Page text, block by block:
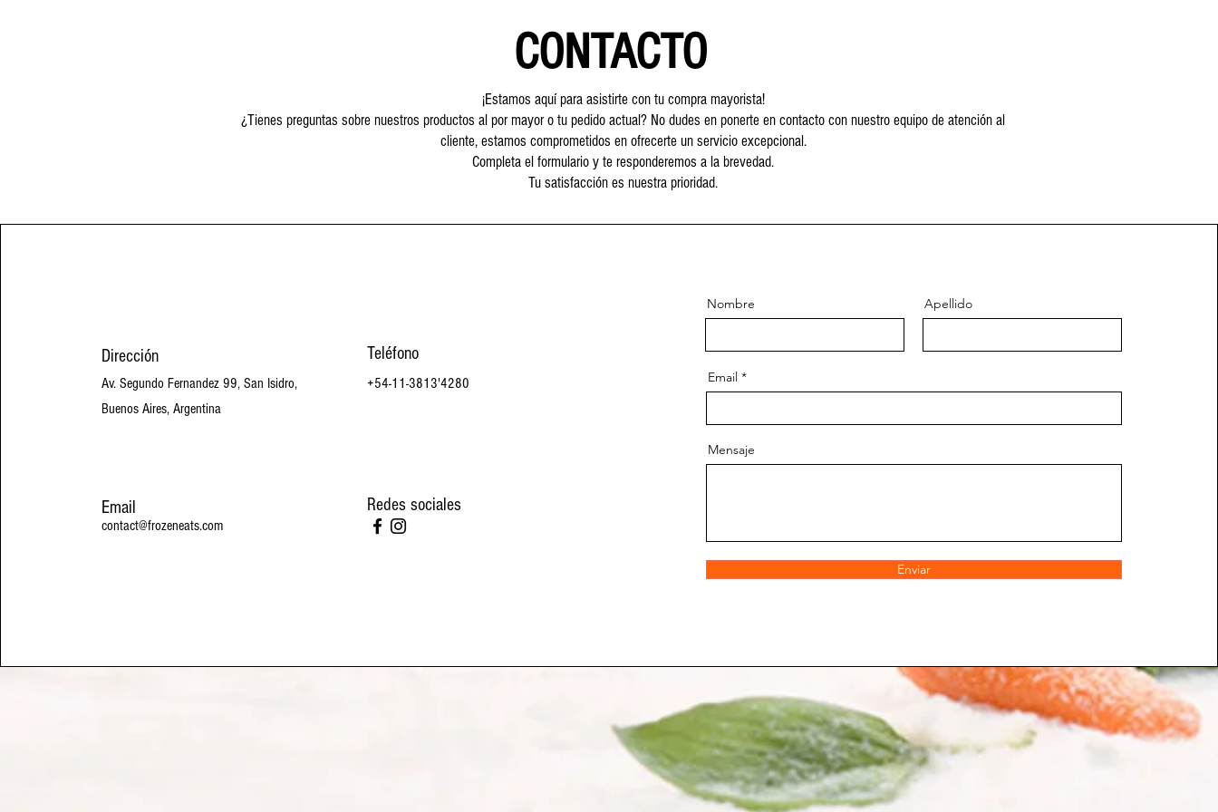
CONTACTO
¡Estamos aquí para asistirte con tu compra mayorista!
¿Tienes preguntas sobre nuestros productos al por mayor o tu pedido actual? No dudes en ponerte en contacto con nuestro equipo de atención al
cliente, estamos comprometidos en ofrecerte un servicio excepcional.
Completa el formulario y te responderemos a la brevedad.
Tu satisfacción es nuestra prioridad.
Dirección
Av. Segundo Fernandez 99, San Isidro,
Buenos Aires, Argentina
Email
contact@frozeneats.com
Teléfono
+54-11-3813'4280
Redes sociales
Nombre Apellido
Email
Mensaje
Enviar